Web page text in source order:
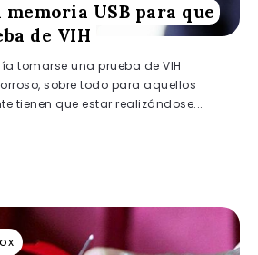
USB para que
de VIH
tomarse una prueba de VIH
sobre todo para aquellos
tienen que estar realizándose...